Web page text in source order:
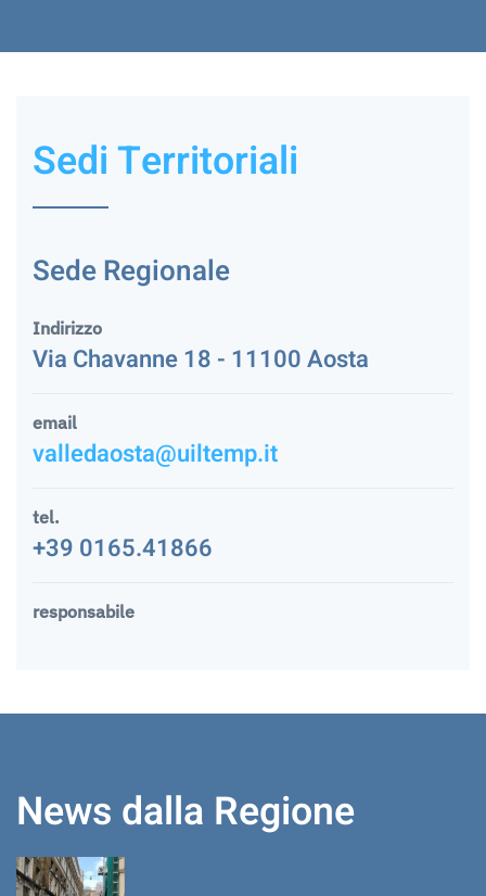
Sedi Territoriali
Sede Regionale
Indirizzo
Via Chavanne 18 - 11100 Aosta
email
valledaosta@uiltemp.it
tel.
+39 0165.41866
responsabile
News dalla Regione